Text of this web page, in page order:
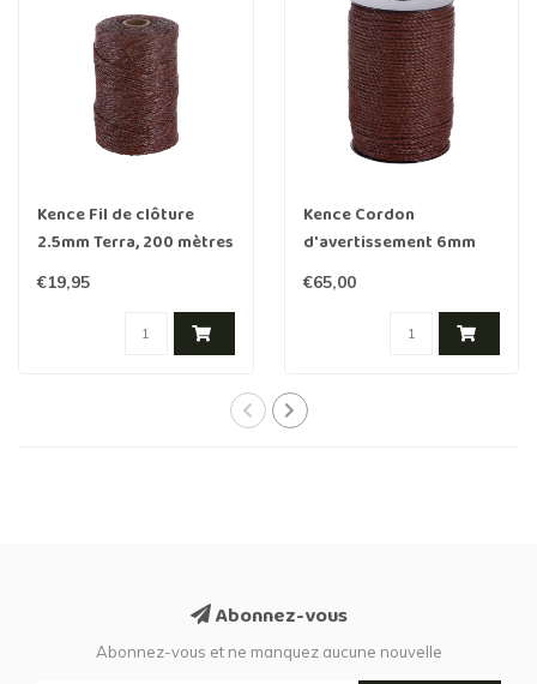
Kence Fil de clôture
2.5mm Terra, 200 mètres
€19,95
Kence Cordon
d'avertissement 6mm
Terra, 200 mètres
€65,00
Abonnez-vous
Abonnez-vous et ne manquez aucune nouvelle